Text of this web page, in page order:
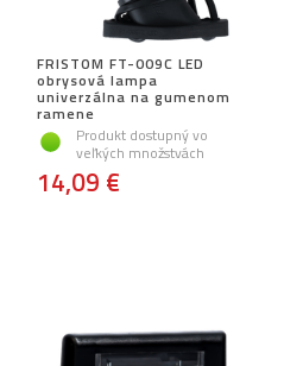
FRISTOM FT-009C LED
obrysová lampa
univerzálna na gumenom
ramene
Produkt dostupný vo
veľkých množstvách
14,09 €